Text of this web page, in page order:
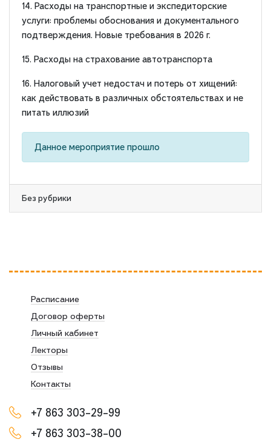
14. Расходы на транспортные и экспедиторские
услуги: проблемы обоснования и документального
подтверждения. Новые требования в 2026 г.
15. Расходы на страхование автотранспорта
16. Налоговый учет недостач и потерь от хищений:
как действовать в различных обстоятельствах и не
питать иллюзий
Данное мероприятие прошло
Без рубрики
Расписание
Договор оферты
Личный кабинет
Лекторы
Отзывы
Контакты
+7 863 303-29-99
+7 863 303-38-00